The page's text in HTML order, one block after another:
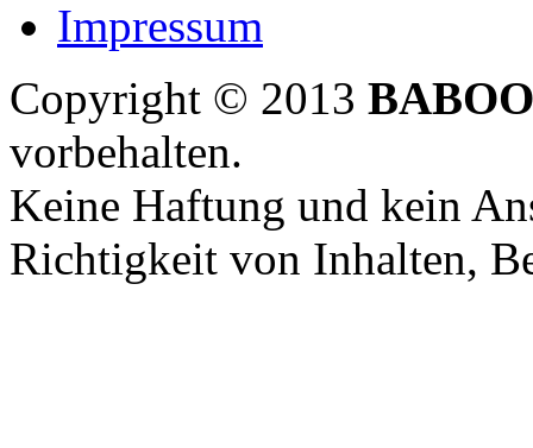
Impressum
Copyright © 2013
vorbehalten.
Keine Haftung und kein
Richtigkeit von Inhalten,